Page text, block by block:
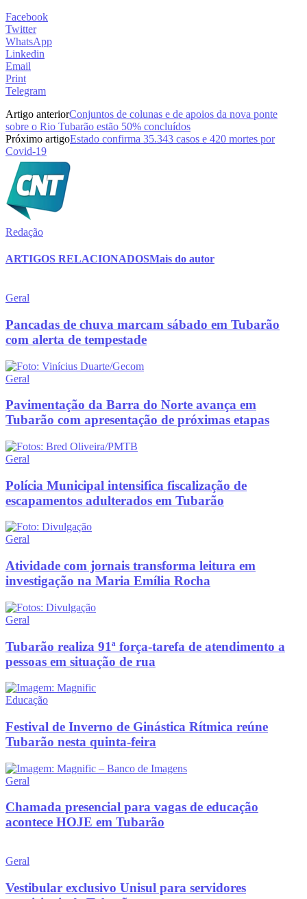
Facebook
Twitter
WhatsApp
Linkedin
Email
Print
Telegram
Artigo anteriorConjuntos de colunas e de apoios da nova ponte
sobre o Rio Tubarão estão 50% concluídos
Próximo artigoEstado confirma 35.343 casos e 420 mortes por
Covid-19
Redação
ARTIGOS RELACIONADOSMais do autor
Geral
Pancadas de chuva marcam sábado em Tubarão
com alerta de tempestade
Geral
Pavimentação da Barra do Norte avança em
Tubarão com apresentação de próximas etapas
Geral
Polícia Municipal intensifica fiscalização de
escapamentos adulterados em Tubarão
Geral
Atividade com jornais transforma leitura em
investigação na Maria Emília Rocha
Geral
Tubarão realiza 91ª força-tarefa de atendimento a
pessoas em situação de rua
Educação
Festival de Inverno de Ginástica Rítmica reúne
Tubarão nesta quinta-feira
Geral
Chamada presencial para vagas de educação
acontece HOJE em Tubarão
Geral
Vestibular exclusivo Unisul para servidores